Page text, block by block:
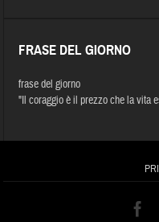
FRASE DEL GIORNO
frase del giorno
"Il coraggio è il prezzo che la vita